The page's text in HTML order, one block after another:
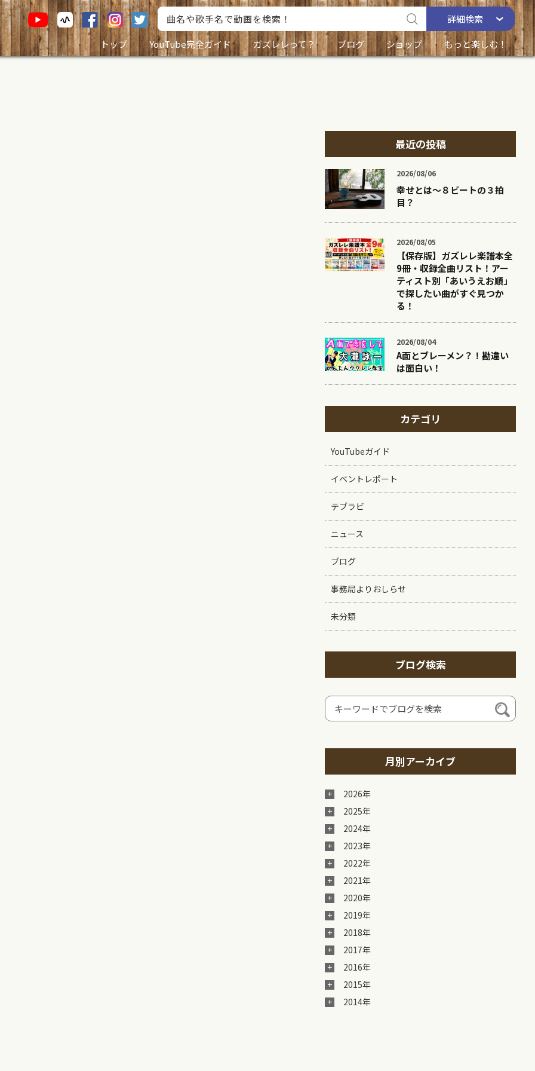
詳細検索
トップ
YouTube完全ガイド ガズレレって？ ブログ ショップ もっと楽しむ！
最近の投稿
2026/08/06
幸せとは〜８ビートの３拍
目？
2026/08/05
【保存版】ガズレレ楽譜本全
9冊・収録全曲リスト！アー
ティスト別「あいうえお順」
で探したい曲がすぐ見つか
る！
2026/08/04
A面とブレーメン？！勘違い
は面白い！
カテゴリ
YouTubeガイド
イベントレポート
テブラビ
ニュース
ブログ
事務局よりおしらせ
未分類
ブログ検索
月別アーカイブ
2026年
2025年
2024年
2023年
2022年
2021年
2020年
2019年
2018年
2017年
2016年
2015年
2014年